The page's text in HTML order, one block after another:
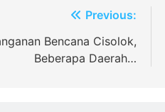
Previous:
Bencana Cisolok,
Beberapa Daerah…